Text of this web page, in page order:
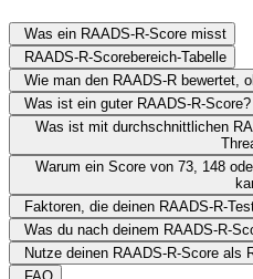
Was ein RAADS-R-Score misst
RAADS-R-Scorebereich-Tabelle
Wie man den RAADS-R bewertet,
Was ist ein guter RAADS-R-Score?
Was ist mit durchschnittlichen
Warum ein Score von 73, 148
Faktoren, die deinen RAADS-R-
Was du nach deinem RAADS-R-
Nutze deinen RAADS-R-Score als